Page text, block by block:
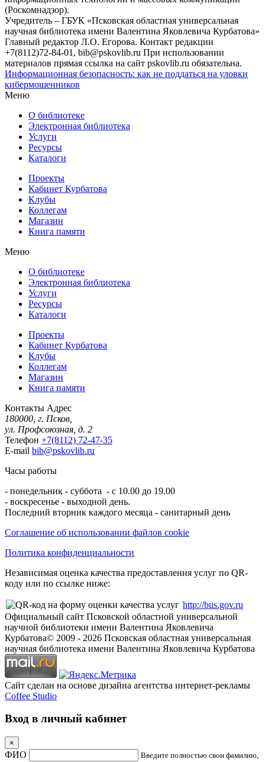
(Роскомнадзор).
Учредитель – ГБУК «Псковская областная универсальная
научная библиотека имени Валентина Яковлевича Курбатова»
Главный редактор Л.О. Егорова. Контакт редакции
+7(8112)72-84-01, bib@pskovlib.ru При использовании
материалов прямая ссылка на сайт pskovlib.ru обязательна.
Информационная безопасность: как не поддаться на уловки
кибермошенников
Меню
О библиотеке
Электронная библиотека
Услуги
Ресурсы
Каталоги
Проекты
Кабинет Курбатова
Клубы
Коллегам
Магазин
Книга памяти
Меню
О библиотеке
Электронная библиотека
Услуги
Ресурсы
Каталоги
Проекты
Кабинет Курбатова
Клубы
Коллегам
Магазин
Книга памяти
Контакты Адрес
180000, г. Псков,
ул. Профсоюзная, д. 2
Телефон +7(8112) 72-47-35
E-mail bib@pskovlib.ru
Часы работы
- понедельник - суббота - с 10.00 до 19.00
- воскресенье - выходной день.
Последний вторник каждого месяца - санитарный день
Соглашение об использовании файлов cookie
Политика конфиденциальности
Независимая оценка качества предоставления услуг по QR-
коду или по ссылке ниже:
http://bus.gov.ru
Официальный сайт Псковской областной универсальной
научной библиотеки имени Валентина Яковлевича
Курбатова© 2009 - 2026 Псковская областная универсальная
научная библиотека имени Валентина Яковлевича Курбатова
Сайт сделан на основе дизайна агентства интернет-рекламы
Coffee Studio
Вход в личный кабинет
×
ФИО
Введите полностью свои фамилию,